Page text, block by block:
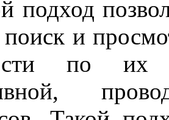
подход
поиск и
по